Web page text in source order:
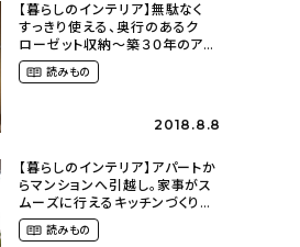
【暮らしのインテリア】無駄なく
すっきり使える、奥行のあるク
ローゼット収納〜築３０年のア
パートにある暮らし
（mari_ppe_さん）
読みもの
2018.8.8
【暮らしのインテリア】アパートか
らマンションへ引越し。家事がス
ムーズに行えるキッチンづくり〜
２LDKの賃貸暮らし
（mari_ppe_さん）
読みもの